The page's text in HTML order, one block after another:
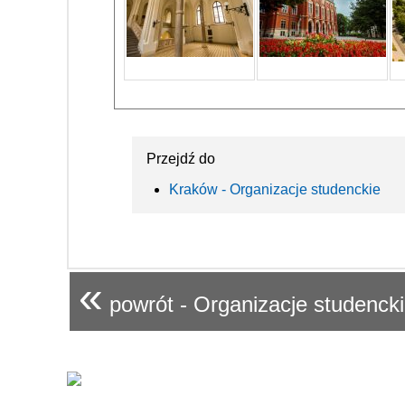
Przejdź do
Kraków - Organizacje studenckie
« powrót - Organizacje